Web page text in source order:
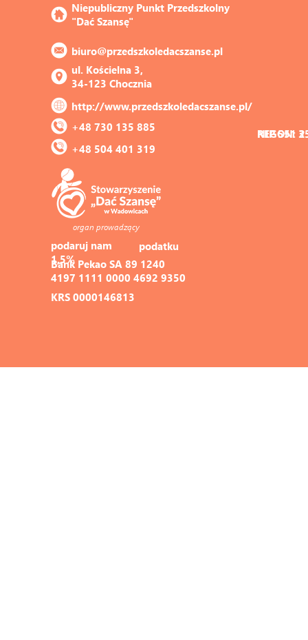
KRS 0000146813
Niepubliczny Punkt Przedszkolny
"Dać Szansę"
ul. Kościelna 3,
34-123 Chocznia
biuro@przedszkoledacszanse.pl
http://www.przedszkoledacszanse.pl/
+48 730 135 885
+48 504 401 319
Bank Pekao SA 89 1240
4197 1111 0000 4692 9350
podaruj nam
1,5%
organ prowadzący
podatku
REGON:
NIP 551